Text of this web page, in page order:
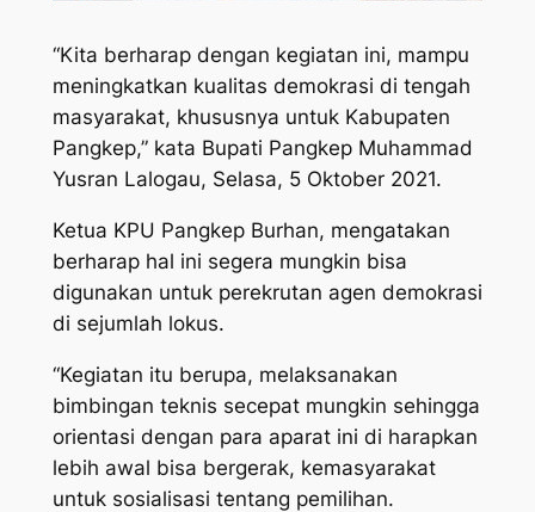
“Kita berharap dengan kegiatan ini, mampu
meningkatkan kualitas demokrasi di tengah
masyarakat, khususnya untuk Kabupaten
Pangkep,” kata Bupati Pangkep Muhammad
Yusran Lalogau, Selasa, 5 Oktober 2021.
Ketua KPU Pangkep Burhan, mengatakan
berharap hal ini segera mungkin bisa
digunakan untuk perekrutan agen demokrasi
di sejumlah lokus.
“Kegiatan itu berupa, melaksanakan
bimbingan teknis secepat mungkin sehingga
orientasi dengan para aparat ini di harapkan
lebih awal bisa bergerak, kemasyarakat
untuk sosialisasi tentang pemilihan.